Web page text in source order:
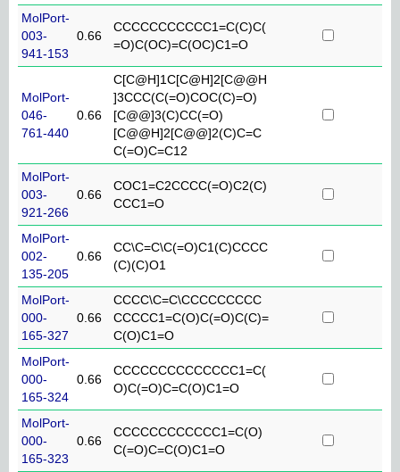
MolPort-
003-
941-153
0.66
CCCCCCCCCCC1=C(C)C(
=O)C(OC)=C(OC)C1=O
MolPort-
046-
761-440
0.66
C[C@H]1C[C@H]2[C@@H
]3CCC(C(=O)COC(C)=O)
[C@@]3(C)CC(=O)
[C@@H]2[C@@]2(C)C=C
C(=O)C=C12
MolPort-
003-
921-266
0.66
COC1=C2CCCC(=O)C2(C)
CCC1=O
MolPort-
002-
135-205
0.66
CC\C=C\C(=O)C1(C)CCCC
(C)(C)O1
MolPort-
000-
165-327
0.66
CCCC\C=C\CCCCCCCCC
CCCCC1=C(O)C(=O)C(C)=
C(O)C1=O
MolPort-
000-
165-324
0.66
CCCCCCCCCCCCCC1=C(
O)C(=O)C=C(O)C1=O
MolPort-
000-
165-323
0.66
CCCCCCCCCCCC1=C(O)
C(=O)C=C(O)C1=O